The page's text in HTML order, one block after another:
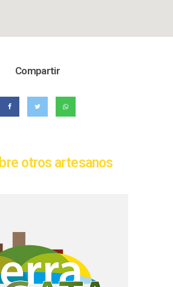
Compartir
otros artesanos